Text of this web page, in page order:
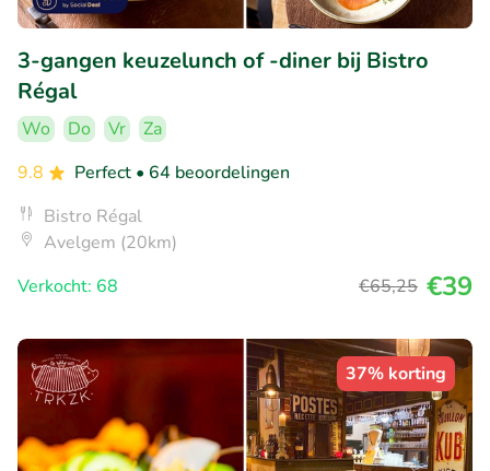
3-gangen keuzelunch of -diner bij Bistro
Régal
Wo Do Vr
Za
9.8
Perfect • 64 beoordelingen
Bistro Régal
Avelgem (20km)
Verkocht: 68
€65,25 €39
37% korting